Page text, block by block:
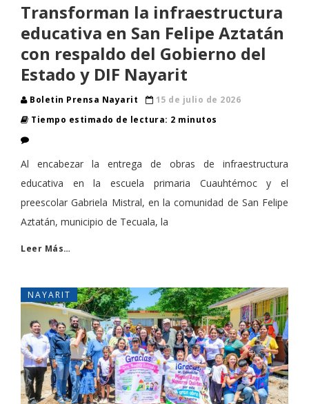
Transforman la infraestructura
educativa en San Felipe Aztatán
con respaldo del Gobierno del
Estado y DIF Nayarit
Boletin Prensa Nayarit
15 de julio de 2026
Tiempo estimado de lectura: 2 minutos
Al encabezar la entrega de obras de infraestructura
educativa en la escuela primaria Cuauhtémoc y el
preescolar Gabriela Mistral, en la comunidad de San Felipe
Aztatán, municipio de Tecuala, la
Leer Más…
NAYARIT